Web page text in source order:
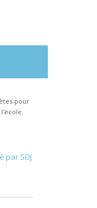
pour
par SDJ